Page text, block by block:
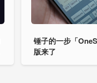
锤子的一步「
版来了